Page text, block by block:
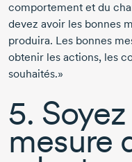
comportement et du
devez avoir les bonnes
produira. Les bonnes
obtenir les actions, les
souhaités.»
5.
mesure